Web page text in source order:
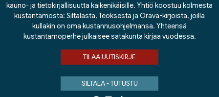
kauno- ja tietokirjallisuutta kaikenikäisille. Yhtiö koostuu kolmesta
kustantamosta: Siltalasta, Teoksesta ja Orava-kirjoista, joilla
kullakin on oma kustannusohjelmansa. Yhteensä
kustantamoperhe julkaisee satakunta kirjaa vuodessa.
TILAA UUTISKIRJE
SILTALA - TUTUSTU